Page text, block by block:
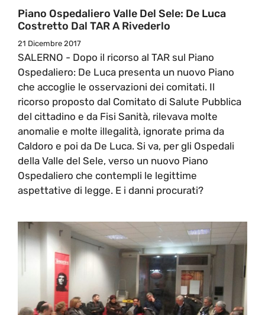
Piano Ospedaliero Valle Del Sele: De Luca
Costretto Dal TAR A Rivederlo
21 Dicembre 2017
SALERNO - Dopo il ricorso al TAR sul Piano
Ospedaliero: De Luca presenta un nuovo Piano
che accoglie le osservazioni dei comitati. Il
ricorso proposto dal Comitato di Salute Pubblica
del cittadino e da Fisi Sanità, rilevava molte
anomalie e molte illegalità, ignorate prima da
Caldoro e poi da De Luca. Si va, per gli Ospedali
della Valle del Sele, verso un nuovo Piano
Ospedaliero che contempli le legittime
aspettative di legge. E i danni procurati?